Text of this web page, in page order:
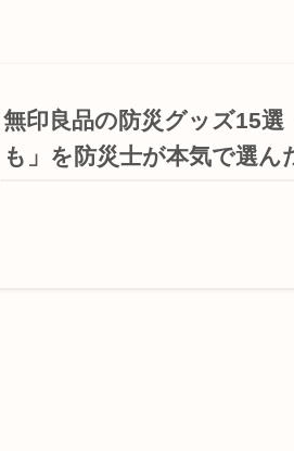
無印良品の防災グッズ15選
も」を防災士が本気で選ん